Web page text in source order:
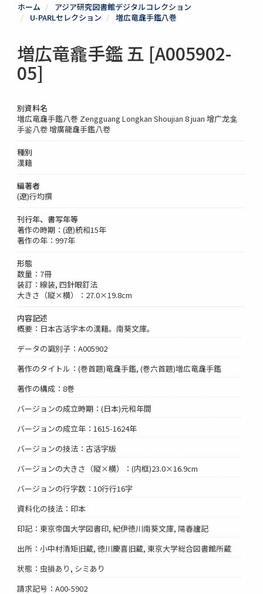
ホーム
アジア研究図書館デジタルコレクション
U-PARLセレクション
増広竜龕手鑑八巻
増広竜龕手鑑 五 [A005902-
05]
別資料名
増広竜龕手鑑八巻 Zengguang Longkan Shoujian 8 juan 增广龙龛
手鉴八卷 增廣龍龕手鑑八卷
種別
漢籍
編著者
(遼)行均撰
刊行年、書写年等
著作の時期：(遼)統和15年
著作の年：997年
形態
数量：7冊
装訂：線装, 四針眼釘法
大きさ（縦×横）：27.0×19.8cm
内容記述
概要：日本古活字本の漢籍。南葵文庫。
データの識別子：A005902
著作のタイトル：(巻首題)竜龕手鑑, (巻六首題)増広竜龕手鑑
著作の構成：8巻
バージョンの成立時期：(日本)元和年間
バージョンの成立年：1615-1624年
バージョンの技法：古活字版
バージョンの大きさ（縦×横）：(内框)23.0×16.9cm
バージョンの行字数：10行行16字
資料化の技法：印本
印記：東京帝国大学図書印, 紀伊徳川南葵文庫, 陽春廬記
出所：小中村清矩旧蔵, 徳川慶喜旧蔵, 東京大学総合図書館所蔵
状態：虫損あり, シミあり
請求記号：A00-5902